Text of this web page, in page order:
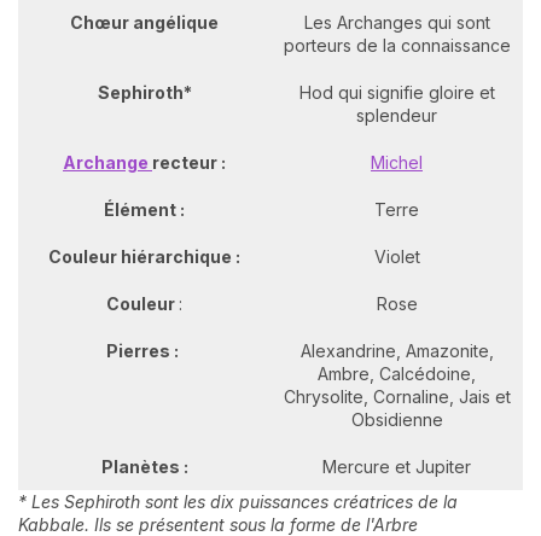
Chœur angélique
Les Archanges qui sont
porteurs de la connaissance
Sephiroth*
Hod qui signifie gloire et
splendeur
Archange recteur : Michel
Élément : Terre
Couleur hiérarchique : Violet
Couleur : Rose
Pierres :
Alexandrine, Amazonite,
Ambre, Calcédoine,
Chrysolite, Cornaline, Jais et
Obsidienne
Planètes :
Mercure et Jupiter
* Les Sephiroth sont les dix puissances créatrices de la
Kabbale. Ils se présentent sous la forme de l'Arbre